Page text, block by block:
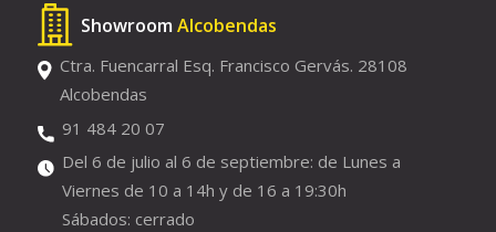
Showroom Alcobendas
Ctra. Fuencarral Esq. Francisco Gervás. 28108
Alcobendas
91 484 20 07
Del 6 de julio al 6 de septiembre: de Lunes a
Viernes de 10 a 14h y de 16 a 19:30h
Sábados: cerrado